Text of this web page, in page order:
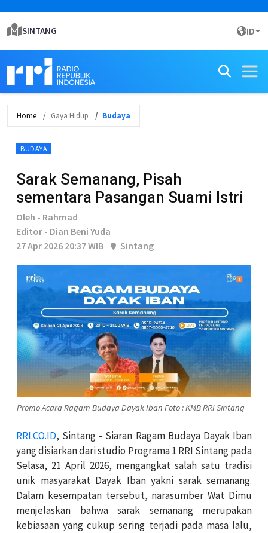
SINTANG ID
Home Gaya Hidup Budaya
BUDAYA
Sarak Semanang, Pisah
sementara Pasangan Suami Istri
Oleh - Rahmad
Editor - Dian Beni Yuda
27 Apr 2026 20:37 WIB
Sintang
Promo Acara Ragam Budaya Dayak Iban Foto : KMB RRI Sintang
RRI.CO.ID, Sintang - Siaran Ragam Budaya Dayak Iban
yang disiarkan dari studio Programa 1 RRI Sintang pada
Selasa, 21 April 2026, mengangkat salah satu tradisi
unik masyarakat Dayak Iban yakni sarak semanang.
Dalam kesempatan tersebut, narasumber Wat Dimu
menjelaskan bahwa sarak semanang merupakan
kebiasaan yang cukup sering terjadi pada masa lalu,